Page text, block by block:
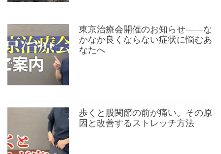
東京治療会開催のお知らせ——な
かなか良くならない症状に悩むあ
なたへ
歩くと股関節の前が痛い。その原
因と改善するストレッチ方法